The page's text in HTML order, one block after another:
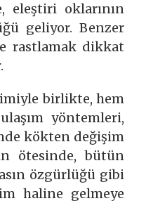
eleştiri oklarının
geliyor. Benzer
rastlamak dikkat
birlikte, hem
yöntemleri,
kökten değişim
ötesinde, bütün
özgürlüğü gibi
haline gelmeye